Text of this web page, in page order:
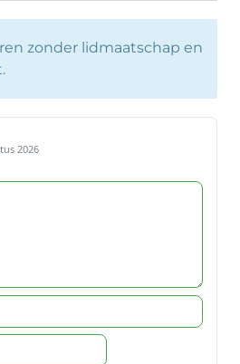
zonder lidmaatschap en
2026